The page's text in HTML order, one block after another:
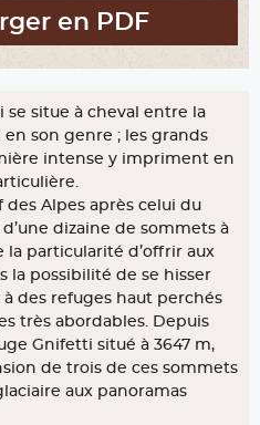
en PDF
se situe à cheval entre la
en son genre ; les grands
intense y impriment en
des Alpes après celui du
dizaine de sommets à
particularité d’offrir aux
la possibilité de se hisser
des refuges haut perchés
très abordables. Depuis
Gnifetti situé à 3647 m,
de trois de ces sommets
aux panoramas